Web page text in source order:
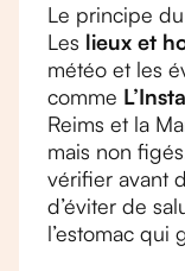
Le principe
Les lieux et
météo et les
comme
Reims et la
mais non
vérifier avant
d’éviter de
l’estomac qui